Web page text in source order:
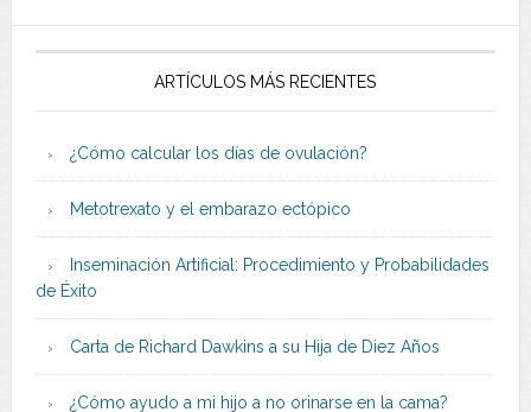
ARTÍCULOS MÁS RECIENTES
¿Cómo calcular los días de ovulación?
Metotrexato y el embarazo ectópico
Inseminación Artificial: Procedimiento y Probabilidades
de Éxito
Carta de Richard Dawkins a su Hija de Diez Años
¿Cómo ayudo a mi hijo a no orinarse en la cama?